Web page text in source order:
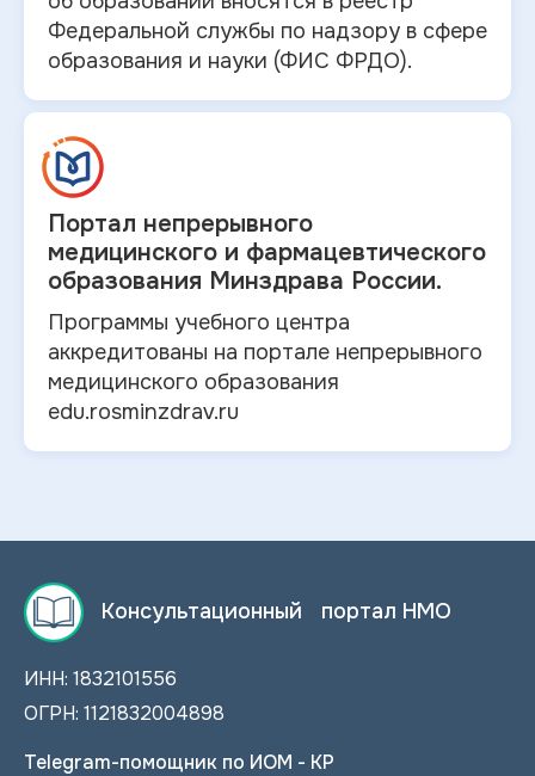
Федеральной службы по надзору в сфере
образования и науки (ФИС ФРДО).
Портал непрерывного
медицинского и фармацевтического
образования Минздрава России.
Программы учебного центра
аккредитованы на портале непрерывного
медицинского образования
edu.rosminzdrav.ru
Консультационный портал НМО
ИНН: 1832101556
ОГРН: 1121832004898
Telegram-помощник по ИОМ - КР